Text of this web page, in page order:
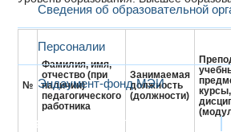
Сведения об образовательной
Персоналии
Эндаумент-фонд МЭИ
Развитие и сотрудничество
№
Фамилия, имя,
отчество (при
наличии)
педагогического
работника
Занимаемая
должность
(должности)
курсы,